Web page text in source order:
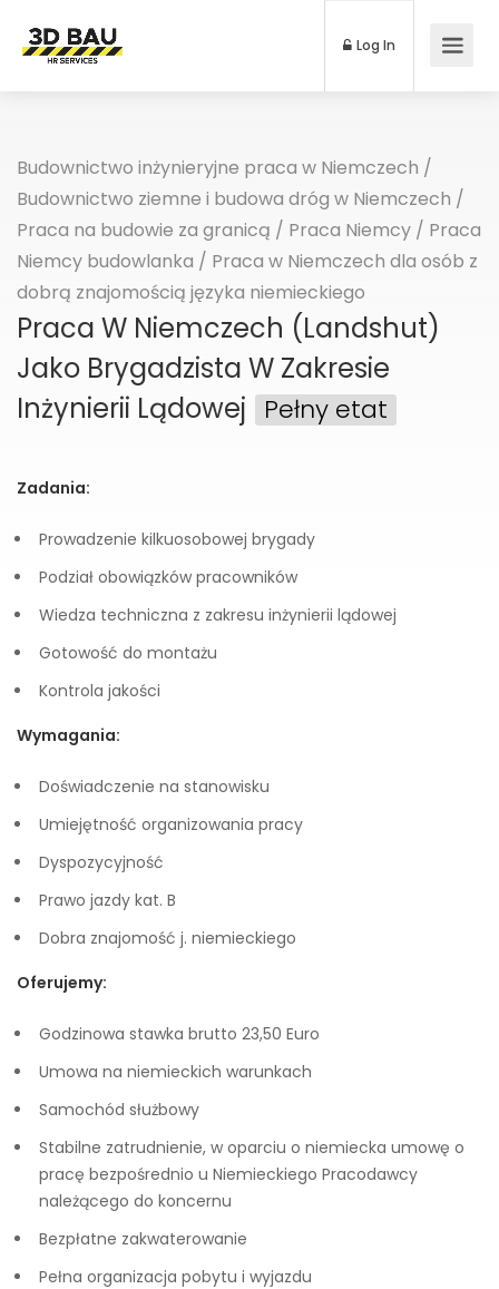
Log In
Budownictwo inżynieryjne praca w Niemczech /
Budownictwo ziemne i budowa dróg w Niemczech /
Praca na budowie za granicą / Praca Niemcy / Praca
Niemcy budowlanka / Praca w Niemczech dla osób z
dobrą znajomością języka niemieckiego
Praca W Niemczech (Landshut)
Jako Brygadzista W Zakresie
Inżynierii Lądowej
Pełny etat
Zadania:
Prowadzenie kilkuosobowej brygady
Podział obowiązków pracowników
Wiedza techniczna z zakresu inżynierii lądowej
Gotowość do montażu
Kontrola jakości
Wymagania:
Doświadczenie na stanowisku
Umiejętność organizowania pracy
Dyspozycyjność
Prawo jazdy kat. B
Dobra znajomość j. niemieckiego
Oferujemy:
Godzinowa stawka brutto 23,50 Euro
Umowa na niemieckich warunkach
Samochód służbowy
Stabilne zatrudnienie, w oparciu o niemiecka umowę o
pracę bezpośrednio u Niemieckiego Pracodawcy
należącego do koncernu
Bezpłatne zakwaterowanie
Pełna organizacja pobytu i wyjazdu